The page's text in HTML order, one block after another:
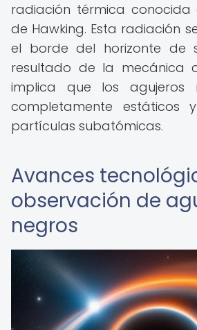
radiación térmica conocida
de Hawking. Esta radiación
el borde del horizonte de
resultado de la mecánica
implica que los agujeros
completamente estáticos
partículas subatómicas.
Avances
observación de
negros